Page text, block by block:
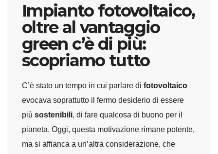
Impianto fotovoltaico,
oltre al vantaggio
green c’è di più:
scopriamo tutto
C’è stato un tempo in cui parlare di fotovoltaico
evocava soprattutto il fermo desiderio di essere
più sostenibili, di fare qualcosa di buono per il
pianeta. Oggi, questa motivazione rimane potente,
ma si affianca a un’altra considerazione, che